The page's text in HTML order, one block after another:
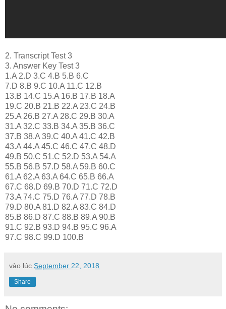
2. Transcript Test 3
3. Answer Key Test 3
1.A 2.D 3.C 4.B 5.B 6.C
7.D 8.B 9.C 10.A 11.C 12.B
13.B 14.C 15.A 16.B 17.B 18.A
19.C 20.B 21.B 22.A 23.C 24.B
25.A 26.B 27.A 28.C 29.B 30.A
31.A 32.C 33.B 34.A 35.B 36.C
37.B 38.A 39.C 40.A 41.C 42.B
43.A 44.A 45.C 46.C 47.C 48.D
49.B 50.C 51.C 52.D 53.A 54.A
55.B 56.B 57.D 58.A 59.B 60.C
61.A 62.A 63.A 64.C 65.B 66.A
67.C 68.D 69.B 70.D 71.C 72.D
73.A 74.C 75.D 76.A 77.D 78.B
79.D 80.A 81.D 82.A 83.C 84.D
85.B 86.D 87.C 88.B 89.A 90.B
91.C 92.B 93.D 94.B 95.C 96.A
97.C 98.C 99.D 100.B
vào lúc September 22, 2018
Share